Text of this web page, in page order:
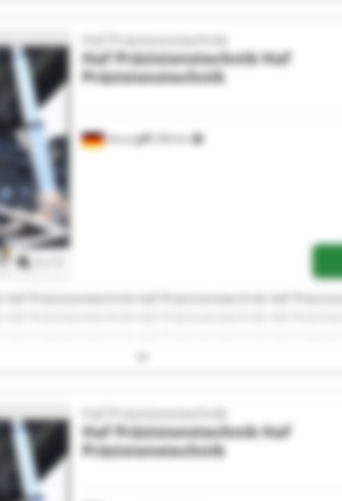
Aitrang 208 km
Haf Präzisionstechnik
Haf PräzisionstechnikHaf
Präzisionstechnik
Haf Präzisionstechnik Haf Präzisionstechnik Haf
Haf Präzisionstechnik
Haf PräzisionstechnikHaf
Präzisionstechnik